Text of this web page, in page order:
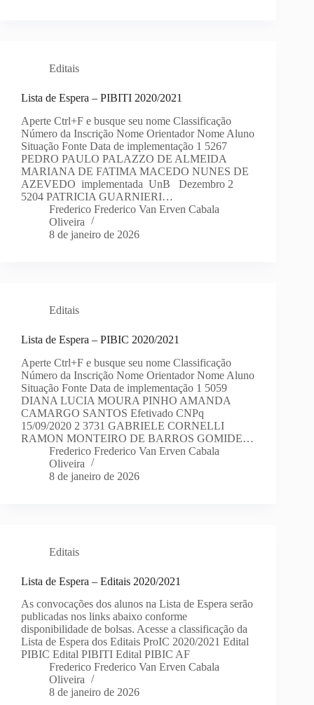
Editais
Lista de Espera – PIBITI 2020/2021
Aperte Ctrl+F e busque seu nome Classificação
Número da Inscrição Nome Orientador Nome Aluno
Situação Fonte Data de implementação 1 5267
PEDRO PAULO PALAZZO DE ALMEIDA
MARIANA DE FATIMA MACEDO NUNES DE
AZEVEDO implementada UnB Dezembro 2
5204 PATRICIA GUARNIERI…
Frederico Frederico Van Erven Cabala
Oliveira
8 de janeiro de 2026
Editais
Lista de Espera – PIBIC 2020/2021
Aperte Ctrl+F e busque seu nome Classificação
Número da Inscrição Nome Orientador Nome Aluno
Situação Fonte Data de implementação 1 5059
DIANA LUCIA MOURA PINHO AMANDA
CAMARGO SANTOS Efetivado CNPq
15/09/2020 2 3731 GABRIELE CORNELLI
RAMON MONTEIRO DE BARROS GOMIDE…
Frederico Frederico Van Erven Cabala
Oliveira
8 de janeiro de 2026
Editais
Lista de Espera – Editais 2020/2021
As convocações dos alunos na Lista de Espera serão
publicadas nos links abaixo conforme
disponibilidade de bolsas. Acesse a classificação da
Lista de Espera dos Editais ProIC 2020/2021 Edital
PIBIC Edital PIBITI Edital PIBIC AF
Frederico Frederico Van Erven Cabala
Oliveira
8 de janeiro de 2026